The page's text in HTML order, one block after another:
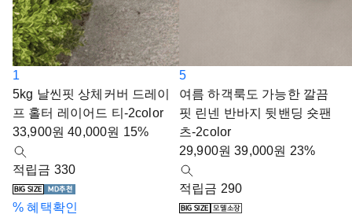
1
5kg 날씬핏 상체커버 드레이
프 홀터 레이어드 티-2color
33,900원 40,000원 15%
적립금 330
% 혜택확인
5
여름 하객룩도 가능한 깔끔
핏 린넨 반바지 뒷밴딩 숏팬
츠-2color
29,900원 39,000원 23%
적립금 290